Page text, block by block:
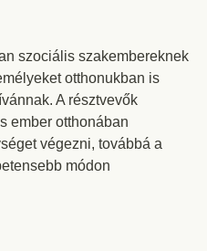
szociális szakembereknek
otthonukban is
A résztvevők
ember otthonában
végezni, továbbá a
módon